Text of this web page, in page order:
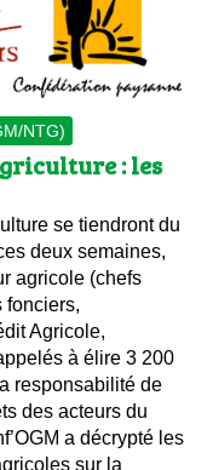
NTG)
: les
se tiendront du
deux semaines,
agricole (chefs
fonciers,
Agricole,
à élire 3 200
responsabilité de
des acteurs du
a décrypté les
sur la